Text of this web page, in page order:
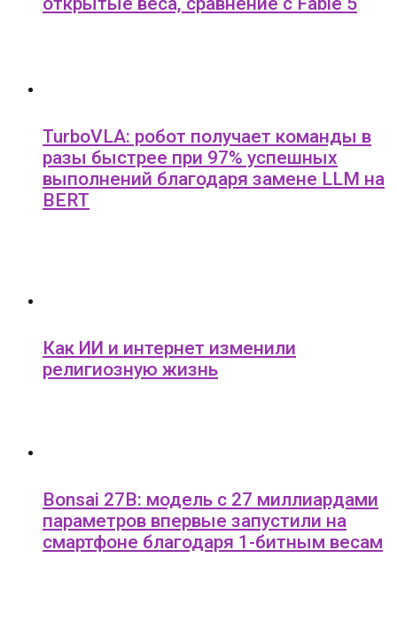
TurboVLA: робот получает команды в
разы быстрее при 97% успешных
выполнений благодаря замене LLM на
BERT
Как ИИ и интернет изменили
религиозную жизнь
Bonsai 27B: модель с 27 миллиардами
параметров впервые запустили на
смартфоне благодаря 1-битным весам